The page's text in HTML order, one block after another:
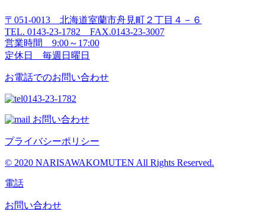
〒051-0013 北海道室蘭市舟見町２丁目４－６
TEL. 0143-23-1782 FAX.0143-23-3007
営業時間 9:00～17:00
定休日 毎週日曜日
お電話でのお問い合わせ
0143-23-1782
お問い合わせ
プライバシーポリシー
© 2020 NARISAWAKOMUTEN All Rights Reserved.
電話
お問い合わせ